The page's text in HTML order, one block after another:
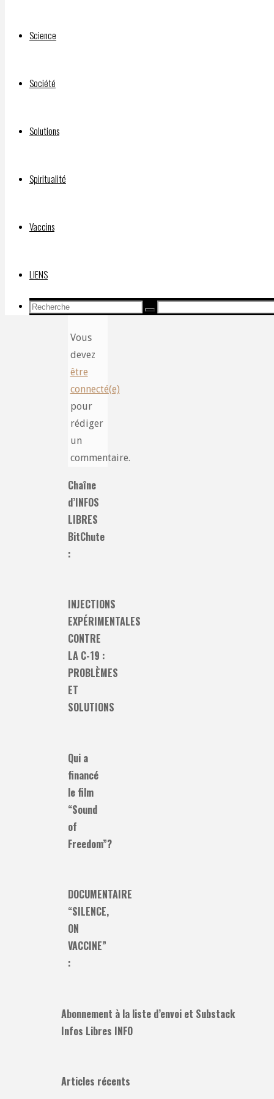
Science
Société
Solutions
Spiritualité
Vaccins
LIENS
Recherche
Recherche
Vous
devez
être
connecté(e)
pour
rédiger
un
commentaire.
Chaîne
d’INFOS
LIBRES
BitChute
:
INJECTIONS
EXPÉRIMENTALES
CONTRE
LA C-19 :
PROBLÈMES
ET
SOLUTIONS
Qui a
financé
le film
“Sound
of
Freedom”?
DOCUMENTAIRE
“SILENCE,
ON
VACCINE”
:
Abonnement à la liste d’envoi et Substack
Infos Libres INFO
Articles récents